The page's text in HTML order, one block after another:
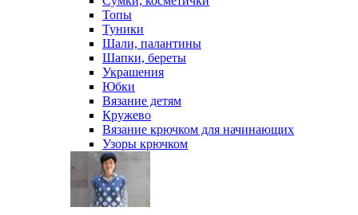
Топы
Туники
Шали, палантины
Шапки, береты
Украшения
Юбки
Вязание детям
Кружево
Вязание крючком для начинающих
Узоры крючком